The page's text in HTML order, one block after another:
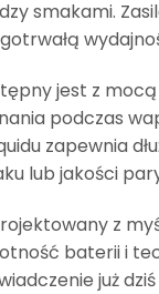
smakami.
jest z
podczas
zapewnia
lub jakości
z
baterii i
już